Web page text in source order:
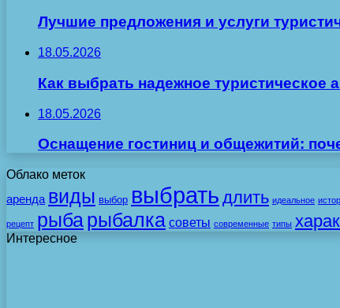
Лучшие предложения и услуги
18.05.2026
Как выбрать надежное туристическое
18.05.2026
Оснащение гостиниц и общежитий:
Облако меток
аренда виды выбор выбрать длить идеальное
рецепт рыбарыбалка советы современные типы
Интересное